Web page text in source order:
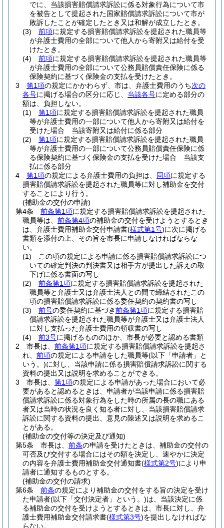
でに、当該損害賠償請求訴訟に係る対象行為について市
を被告として提起された国家賠償請求訴訟について市が
敗訴したことが確定したとき又は和解が成立したとき。
(3)
前項に規定する損害賠償請求訴訟を提起された職員等
が弁護士費用の全部について他人から寄附又は給付を受
けたとき。
(4)
前項に規定する損害賠償請求訴訟を提起された職員等
が弁護士費用の全部について公務員賠償責任保険に係る
保険契約に基づく保険金の支払を受けたとき。
3
第1項の規定にかかわらず、市は、弁護士費用のうち次の
各号に掲げる場合の区分に応じ、 当該各号に定める部分の
額は、負担しない。
(1)
第1項に規定する損害賠償請求訴訟を提起された職員
等が弁護士費用の一部について他人から寄附又は給付を
受けた場合 当該寄附又は給付に係る部分
(2)
第1項に規定する損害賠償請求訴訟を提起された職員
等が弁護士費用の一部について公務員賠償責任保険に係
る保険契約に基づく保険金の支払を受けた場合 当該支
払に係る部分
4
第1項の規定による弁護士費用の負担は、 同項に規定する
損害賠償請求訴訟を提起された職員等に対し補助金を交付
することにより行う。
(補助金の交付の申請)
第4条
前条第1項に規定する損害賠償請求訴訟を提起された
職員等は、 前条第4項の補助金の交付を受けようとするとき
は、弁護士費用補助金交付申請書(様式第1号)に次に掲げる
書類を添付の上、その旨を市長に申請しなければならな
い。
(1)
この項の規定による申請に係る損害賠償請求訴訟につ
いての確定判決の判決書又は相手方が提出した訴えの取
下げに係る書面の写し
(2)
前条第1項に規定する損害賠償請求訴訟を提起された
職員等と弁護士又は弁護士法人との間で締結されたこの
項の損害賠償請求訴訟に係る委任契約の契約書の写し
(3)
前号の委任契約に基づき前条第1項に規定する損害賠
償請求訴訟を提起された職員等が弁護士又は弁護士法人
に対し支払った弁護士費用の領収書の写し
(4)
前3号に掲げるもののほか、市長が必要と認める書類
2
市長は、 前条第1項に規定する損害賠償請求訴訟を提起さ
れ、 前項の規定による申請をした職員等(以下「申請者」と
いう。)に対し、当該申請に係る損害賠償請求訴訟に関する
資料の提出又は説明を求めることができる。
3
市長は、 第1項の規定による申請があった場合において必
要があると認めるときは、申請者が当該申請に係る損害賠
償請求訴訟に係る対象行為をした時の所属の長の職にある
者又は当時の状況を良く知る者に対し、当該損害賠償請求
訴訟に関する資料の提出、意見の陳述又は説明を求めるこ
とがある。
(補助金の交付等の決定及び通知)
第5条
市長は、 前条の申請を受けたときは、補助金の交付の
可否及び交付する場合にはその額を決定し、速やかに決定
の内容を弁護士費用補助金交付通知書(様式第2号)により申
請者に通知するものとする。
(補助金の交付の請求)
第6条
前条の規定により補助金の交付をする旨の決定を受け
た申請者(以下「交付決定者」という。)は、当該決定に係
る補助金の交付を受けようとするときは、市長に対し、弁
護士費用補助金交付請求書(様式第3号)を提出しなければな
らない。